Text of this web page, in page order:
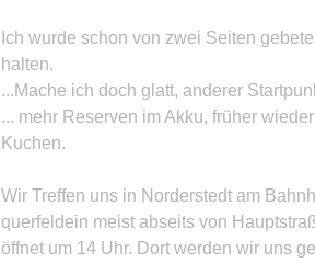
Ich wurde schon von zwei Seiten
halten.
...Mache ich doch glatt, anderer
... mehr Reserven im Akku, früher
Kuchen.
Wir Treffen uns in Norderstedt am
querfeldein meist abseits von
öffnet um 14 Uhr. Dort werden wir uns